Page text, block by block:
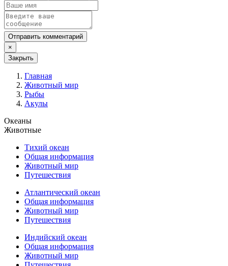
Отправить комментарий
×
Закрыть
Главная
Животный мир
Рыбы
Акулы
Океаны
Животные
Тихий океан
Общая информация
Животный мир
Путешествия
Атлантический океан
Общая информация
Животный мир
Путешествия
Индийский океан
Общая информация
Животный мир